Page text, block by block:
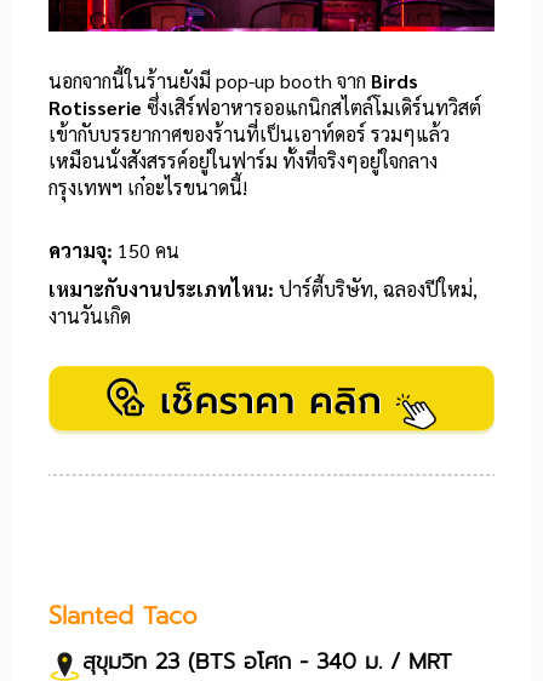
นอกจากนี้ในร้านยังมี pop-up booth จาก Birds
Rotisserie ซึ่งเสิร์ฟอาหารออแกนิกสไตล์โมเดิร์นทวิสต์
เข้ากับบรรยากาศของร้านที่เป็นเอาท์ดอร์ รวมๆแล้ว
เหมือนนั่งสังสรรค์อยู่ในฟาร์ม ทั้งที่จริงๆอยู่ใจกลาง
กรุงเทพฯ เก๋อะไรขนาดนี้!
ความจุ: 150 คน
เหมาะกับงานประเภทไหน: ปาร์ตี้บริษัท, ฉลองปีใหม่,
งานวันเกิด
Slanted Taco
สุขุมวิท 23 (BTS อโศก - 340 ม. / MRT